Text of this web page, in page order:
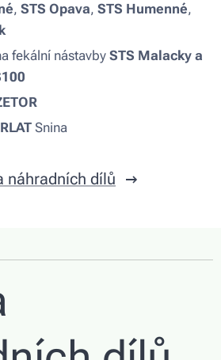
, STS Opava, STS Humenné,
fekální nástavby STS Malacky a
Snina
náhradních dílů